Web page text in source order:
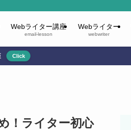
Webライター講座
email-lesson
Webライター
webwriter
Click
！ライター初心